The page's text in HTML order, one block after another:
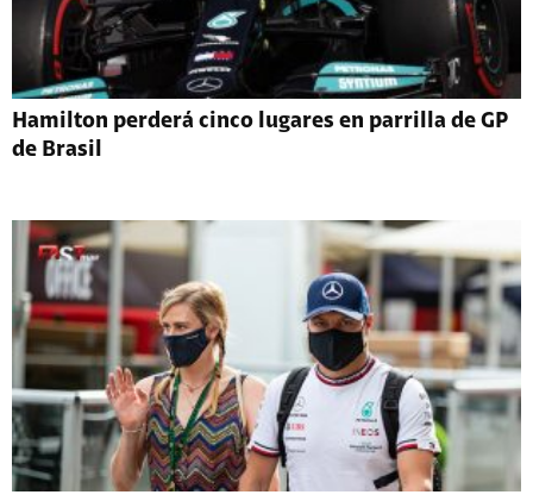
Hamilton perderá cinco lugares en parrilla de GP
de Brasil